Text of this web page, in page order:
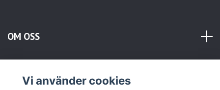
OM OSS
Vi använder cookies